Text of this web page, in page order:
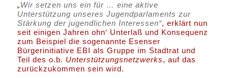
„Wir setzen uns ein für … eine aktive
Unterstützung unseres Jugendparlaments zur
Stärkung der jugendlichen Interessen“, erklärt nun
seit einigen Jahren ohn‘ Unterlaß und Konsequenz
zum Beispiel die sogenannte Esenser
Bürgerinitiative EBI als Gruppe im Stadtrat und
Teil des o.b. Unterstützungsnetzwerks, auf das
zurückzukommen sein wird.